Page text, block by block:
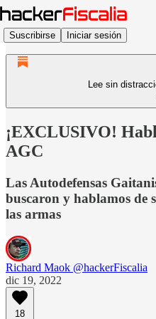
Suscribirse Iniciar sesión
Lee sin
¡EXCLUSIVO!
AGC
Las Autodefensas
buscaron y hablamos de
las armas
Richard Maok @hackerFiscalia
dic 19, 2022
18